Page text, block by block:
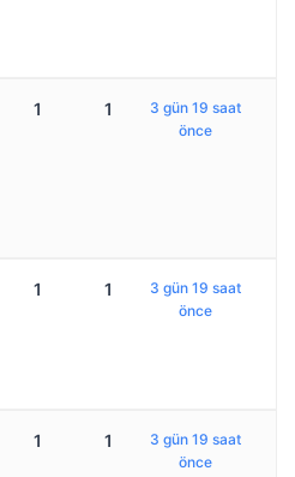
1 1
3 gün 19 saat
önce
1 1
3 gün 19 saat
önce
1 1
3 gün 19 saat
önce